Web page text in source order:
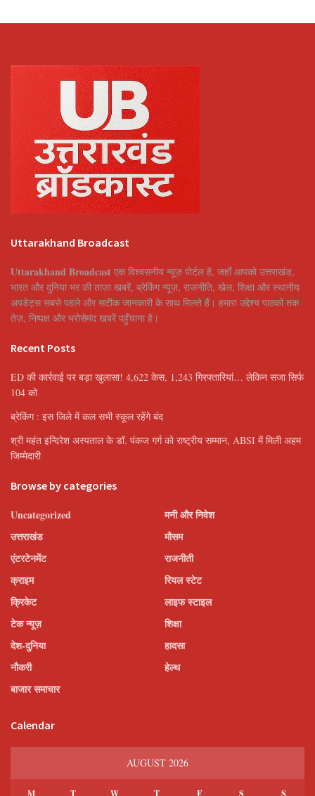
Uttarakhand Broadcast
Uttarakhand Broadcast एक विश्वसनीय न्यूज़ पोर्टल है, जहाँ आपको उत्तराखंड,
भारत और दुनिया भर की ताज़ा खबरें, ब्रेकिंग न्यूज़, राजनीति, खेल, शिक्षा और स्थानीय
अपडेट्स सबसे पहले और सटीक जानकारी के साथ मिलते हैं। हमारा उद्देश्य पाठकों तक
तेज़, निष्पक्ष और भरोसेमंद खबरें पहुँचाना है।
Recent Posts
ED की कार्रवाई पर बड़ा खुलासा! 4,622 केस, 1,243 गिरफ्तारियां… लेकिन सजा सिर्फ
104 को
ब्रेकिंग : इस जिले में कल सभी स्कूल रहेंगे बंद
श्री महंत इन्दिरेश अस्पताल के डॉ. पंकज गर्ग को राष्ट्रीय सम्मान, ABSI में मिली अहम
जिम्मेदारी
Browse by categories
Uncategorized
उत्तराखंड
एंटरटेनमेंट
क्राइम
क्रिकेट
टेक न्यूज़
देश-दुनिया
नौकरी
बाजार समाचार
मनी और निवेश
मौसम
राजनीती
रियल स्टेट
लाइफ स्टाइल
शिक्षा
हादसा
हेल्थ
Calendar
AUGUST 2026